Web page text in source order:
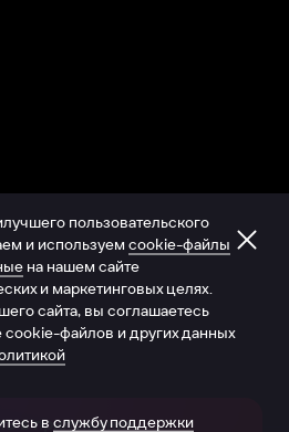
в приложении
пользовательского
и используем cookie-файлы
на нашем сайте
и маркетинговых целях.
сайта, вы соглашаетесь
cookie-файлов и других данных
в службу поддержки